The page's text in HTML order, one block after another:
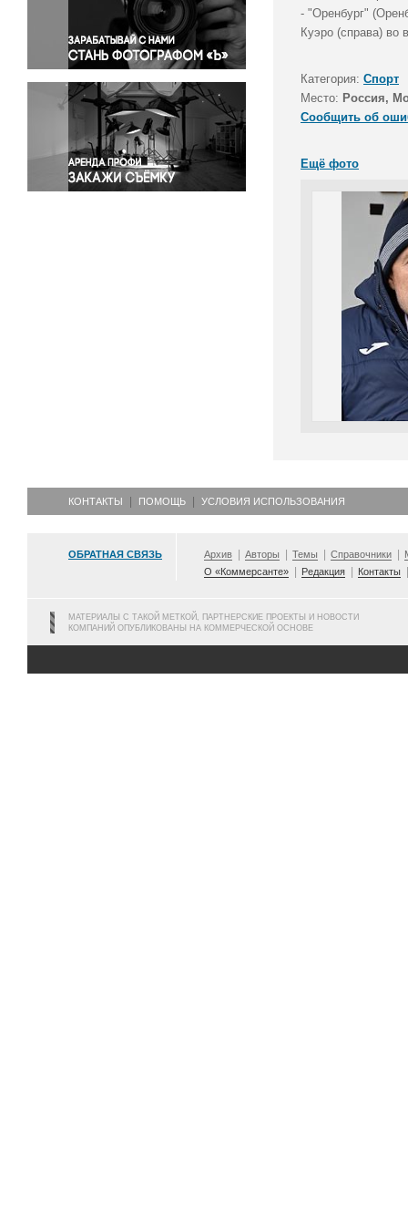
Правосудие
Происшествия и конфликты
Религия
Светская жизнь
Спорт
Экология
Экономика и бизнес
- "Оренбург"
Куэро (справа) во
Категория: Спорт
Место: Россия,
Сообщить об
Ещё фото
КОНТАКТЫ ПОМОЩЬ УСЛОВИЯ ИСПОЛЬЗОВАНИЯ
ОБРАТНАЯ СВЯЗЬ Архив Авторы Темы Справочники
О «Коммерсанте»
Редакция Контакты
МАТЕРИАЛЫ С ТАКОЙ МЕТКОЙ, ПАРТНЕРСКИЕ ПРОЕКТЫ И НОВОСТИ
КОМПАНИЙ ОПУБЛИКОВАНЫ НА КОММЕРЧЕСКОЙ ОСНОВЕ